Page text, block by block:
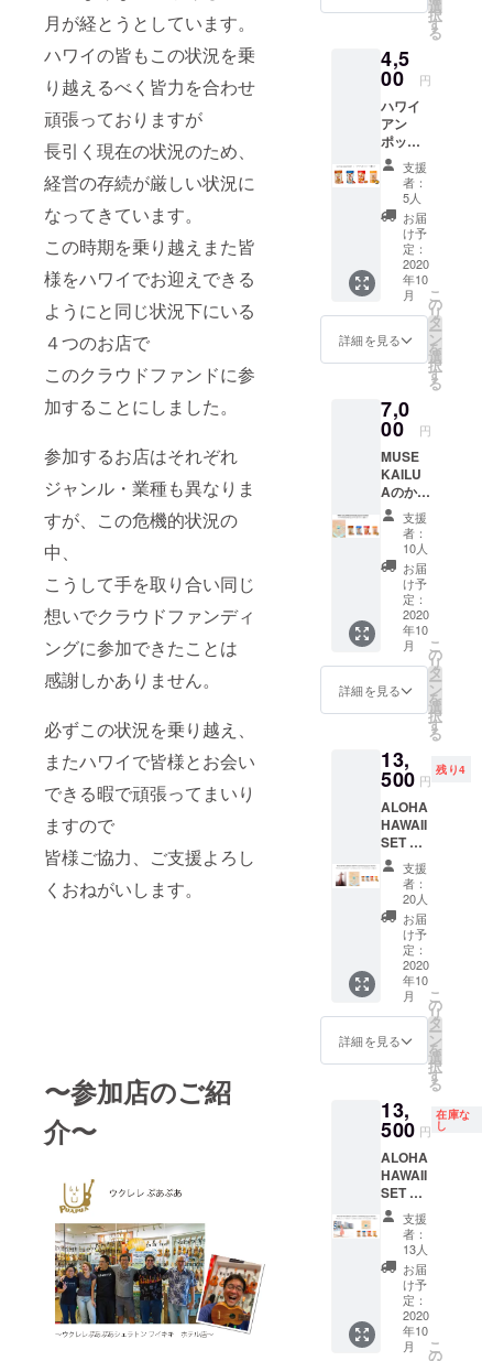
月が経とうとしています。
ハワイの皆もこの状況を乗
り越えるべく皆力を合わせ
頑張っておりますが
長引く現在の状況のため、
経営の存続が厳しい状況に
なってきています。
この時期を乗り越えまた皆
様をハワイでお迎えできる
ようにと同じ状況下にいる
４つのお店で
このクラウドファンドに参
加することにしました。
参加するお店はそれぞれ
ジャンル・業種も異なりま
すが、この危機的状況の
中、
こうして手を取り合い同じ
想いでクラウドファンディ
ングに参加できたことは
感謝しかありません。
必ずこの状況を乗り越え、
またハワイで皆様とお会い
できる暇で頑張ってまいり
ますので
皆様ご協力、ご支援よろし
くおねがいします。
〜参加店のご紹
介〜
材質:プ
チック
通常価
格
¥3000-
透け感
がかわ
いく再
利用で
きる四
角いボ
トル
♡ か
さばら
ず軽い
ので持
ち運び
にもと
お散
歩や少
しおで
かけの
際も大
活躍！
ハワイ
を感じ
るかわ
いいエ
コボト
ルで
す。 全
国送料
無料で
お届け
いたし
選
択
す
る
4,5
00 円
ハワイ
アン
ポップ
コーン
全種
セット
（通常
価格
¥5302-
） ハワ
イアン
キャラ
メルク
リスプ
(140g)×
１ マカ
＆キャ
ラメル
クリス
プ
(160g)×
１ ガー
リック
シュリ
ンプ
(45g)×
１ ジャ
パニー
ズカ
レー
(45g)×
１
支援
者：
5人
お届
け予
定：
2020
年10
月
詳細を見る
こ
の
リ
タ
ー
ン
を
選
択
す
る
7,0
00 円
MUSE
KAILU
Aのかわ
いいス
クエア
ボトル
とLeis
Hawaii
のポッ
プコー
ンを
セット
にしま
した。
・
MUSE
A マー
メイド
スクエ
アボト
ル 通
常価
格
¥3000-
・Leis
Hawaii
popcor
kitchen
ハワイ
アン
ポップ
コー
価格
¥5,302-
全国送
料無料
でお届
けさせ
ていた
だきま
す。
支援
者：
10人
お届
け予
定：
2020
年10
月
詳細を見る
こ
の
リ
タ
ー
ン
を
選
択
す
る
13,
500 円
残り4
ALOHA
HAWAII
SET ハ
ワイを
感じる
お得な
セット
をご用
意しま
した。
・Muse
Rimo
マキシ
ドレ
ス
イズ 着
丈：平
置き
胸元中
央から
裾まで
約
101cm
通常価
格
¥11,880
（税
込） ・
MUSE
KAILU
支援
者：
20人
お届
け予
定：
2020
年10
月
詳細を見る
こ
の
リ
タ
ー
ン
を
選
択
す
る
13,
500 円
在庫な
し
ALOHA
HAWAII
SET ハ
ワイを
感じる
お得な
セット
をご用
意しま
した。
・Muse
支援
者：
13人
お届
け予
定：
2020
年10
月
こ
の